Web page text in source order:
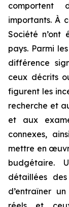
comportent
importants. À
Société
pays. Parmi
différence
ceux décrits
figurent les
recherche et
et aux
connexes,
mettre en
budgétaire.
détaillées
d’entraîner